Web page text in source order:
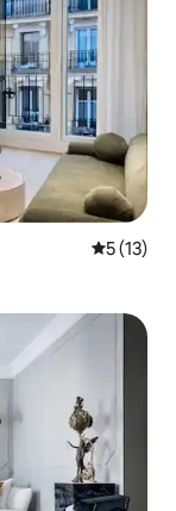
5 ud af 5
5 (13)